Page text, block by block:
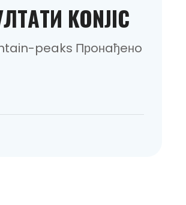
KONJIC
peaks Прoнaђeнo